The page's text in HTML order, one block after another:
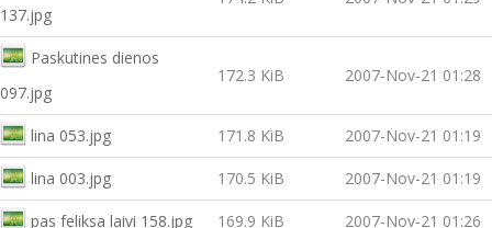
137.jpg
Paskutines dienos
097.jpg
172.3 KiB 2007-Nov-21 01:28
lina 053.jpg 171.8 KiB 2007-Nov-21 01:19
lina 003.jpg 170.5 KiB 2007-Nov-21 01:19
pas feliksa laivi 158.jpg 169.9 KiB 2007-Nov-21 01:26